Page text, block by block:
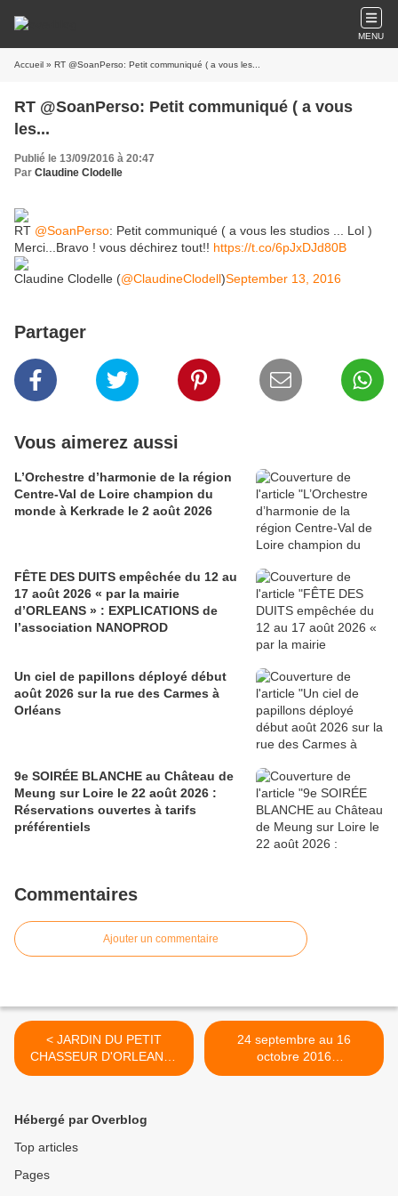
MENU
Accueil » RT @SoanPerso: Petit communiqué ( a vous les...
RT @SoanPerso: Petit communiqué ( a vous
les...
Publié le 13/09/2016 à 20:47
Par Claudine Clodelle
RT @SoanPerso: Petit communiqué ( a vous les studios ... Lol )
Merci...Bravo ! vous déchirez tout!! https://t.co/6pJxDJd80B
Claudine Clodelle (@ClaudineClodell)September 13, 2016
Partager
Vous aimerez aussi
L’Orchestre d’harmonie de la région
Centre-Val de Loire champion du
monde à Kerkrade le 2 août 2026
FÊTE DES DUITS empêchée du 12 au
17 août 2026 « par la mairie
d’ORLEANS » : EXPLICATIONS de
l’association NANOPROD
Un ciel de papillons déployé début
août 2026 sur la rue des Carmes à
Orléans
9e SOIRÉE BLANCHE au Château de
Meung sur Loire le 22 août 2026 :
Réservations ouvertes à tarifs
préférentiels
Commentaires
Ajouter un commentaire
< JARDIN DU PETIT
CHASSEUR D'ORLEANS :
découvrez les artistes au
2016
24 septembre au 16
octobre 2016
PROGRAMME de Edith... >
Hébergé par Overblog
Top articles
Pages